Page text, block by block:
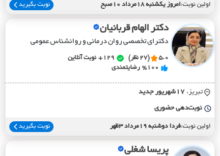
اولین نوبت:امروز یکشنبه 18مرداد 10صبح نوبت بگیرید
دکتر الهام قربانیان
دکترای تخصصی روان درمانی و روانشناس عمومی
5.0 (27 نظر) 129+
نوبت آنلاین
%100 رضایتمندی
تبریز، 17شهريور جديد
نوبت‌دهی حضوری
اولین نوبت:فردا دوشنبه 19مرداد 3ظهر نوبت بگیرید
پریسا شغلی